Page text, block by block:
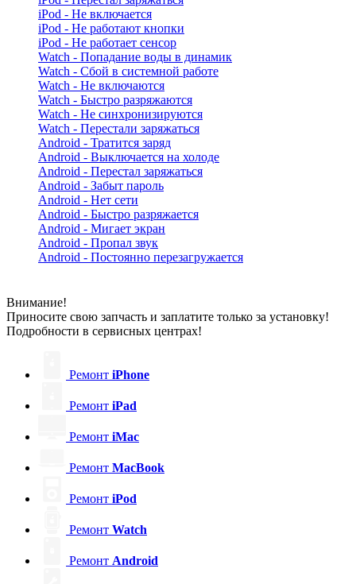
iPod - Не включается
iPod - Не работают кнопки
iPod - Не работает сенсор
Watch - Попадание воды в динамик
Watch - Сбой в системной работе
Watch - Не включаются
Watch - Быстро разряжаются
Watch - Не синхронизируются
Watch - Перестали заряжаться
Android - Тратится заряд
Android - Выключается на холоде
Android - Перестал заряжаться
Android - Забыт пароль
Android - Нет сети
Android - Быстро разряжается
Android - Мигает экран
Android - Пропал звук
Android - Постоянно перезагружается
Внимание!
Приносите свою запчасть и заплатите только за установку!
Подробности в сервисных центрах!
Ремонт iPhone
Ремонт iPad
Ремонт iMac
Ремонт MacBook
Ремонт iPod
Ремонт Watch
Ремонт Android